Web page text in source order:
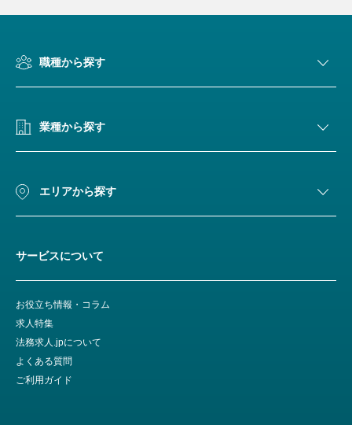
職種から探す
業種から探す
エリアから探す
サービスについて
お役立ち情報・コラム
求人特集
法務求人.jpについて
よくある質問
ご利用ガイド